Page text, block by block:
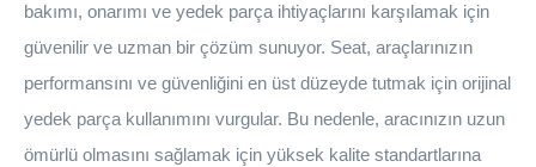
bakımı, onarımı ve yedek parça ihtiyaçlarını karşılamak için
güvenilir ve uzman bir çözüm sunuyor. Seat, araçlarınızın
performansını ve güvenliğini en üst düzeyde tutmak için orijinal
yedek parça kullanımını vurgular. Bu nedenle, aracınızın uzun
ömürlü olmasını sağlamak için yüksek kalite standartlarına